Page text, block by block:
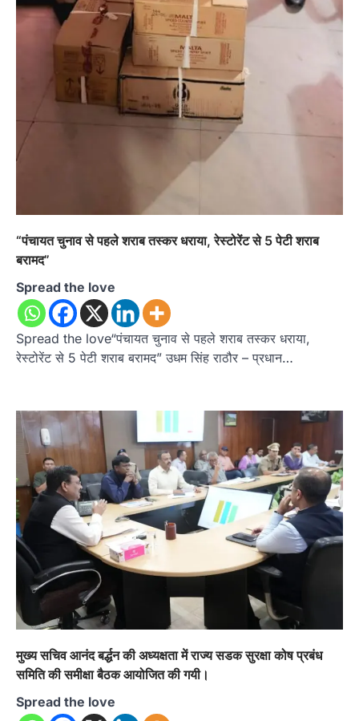
“पंचायत चुनाव से पहले शराब तस्कर धराया, रेस्टोरेंट से 5 पेटी शराब
बरामद”
Spread the love
Spread the love“पंचायत चुनाव से पहले शराब तस्कर धराया,
रेस्टोरेंट से 5 पेटी शराब बरामद” उधम सिंह राठौर – प्रधान…
मुख्य सचिव आनंद बर्द्धन की अध्यक्षता में राज्य सडक सुरक्षा कोष प्रबंध
समिति की समीक्षा बैठक आयोजित की गयी।
Spread the love